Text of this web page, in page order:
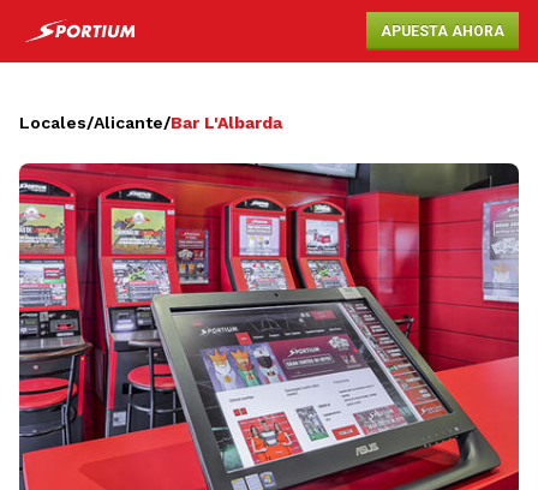
APUESTA AHORA
Locales/Alicante/Bar L'Albarda